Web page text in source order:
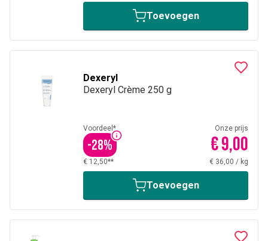
Toevoegen
Dexeryl
Dexeryl Crème 250 g
Voordeel*
-28%
Onze prijs
€ 9,00
€ 12,50** € 36,00 / kg
Toevoegen